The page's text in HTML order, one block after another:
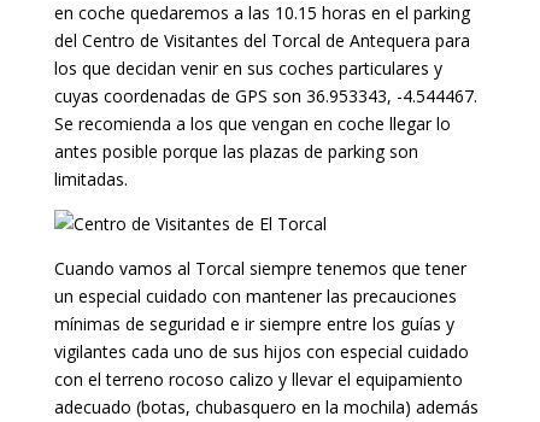
en coche quedaremos a las 10.15 horas en el parking
del Centro de Visitantes del Torcal de Antequera para
los que decidan venir en sus coches particulares y
cuyas coordenadas de GPS son 36.953343, -4.544467.
Se recomienda a los que vengan en coche llegar lo
antes posible porque las plazas de parking son
limitadas.
Cuando vamos al Torcal siempre tenemos que tener
un especial cuidado con mantener las precauciones
mínimas de seguridad e ir siempre entre los guías y
vigilantes cada uno de sus hijos con especial cuidado
con el terreno rocoso calizo y llevar el equipamiento
adecuado (botas, chubasquero en la mochila) además